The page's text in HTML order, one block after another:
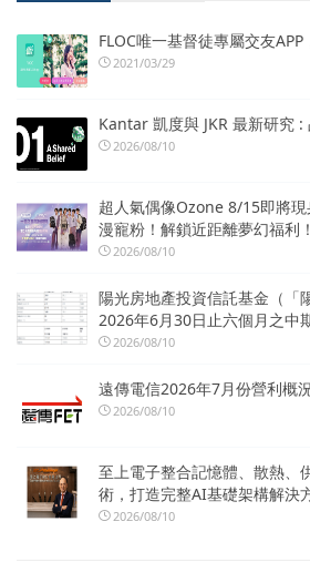
FLOC唯一基督徒專屬交友
2021/03/29
Kantar 凱度與 JKR 最新研究
2026/08/10
超人氣偶像Ozone 8/15即將
漫寵粉！解鎖近距離夢幻福利！
2026/08/10
陽光房地產投資信託基金（「
2026年6月30日止六個月之中
2026/08/10
遠傳電信2026年7月份營利概
2026/08/10
至上電子整合記憶體、散熱、
術，打造完整AI基礎架構解決
2026/08/10